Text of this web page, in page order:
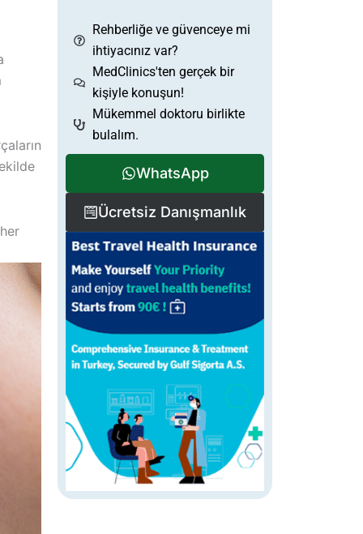
Rehberliğe ve güvenceye mi
ihtiyacınız var?
MedClinics'ten gerçek bir
kişiyle konuşun!
Mükemmel doktoru birlikte
bulalım.
WhatsApp
Ücretsiz Danışmanlık